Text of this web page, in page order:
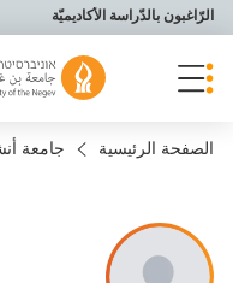
תפריט נגישות
الرّاغبون بالدّراسة الأكاديميّة
الصفحة الرئيسية جامعة